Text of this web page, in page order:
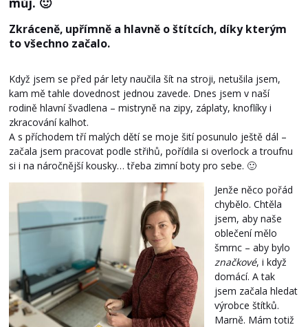
Zkráceně, upřímně a hlavně o štítcích, díky kterým
to všechno začalo.
Když jsem se před pár lety naučila šít na stroji, netušila jsem,
kam mě tahle dovednost jednou zavede. Dnes jsem v naší
rodině hlavní švadlena – mistryně na zipy, záplaty, knoflíky i
zkracování kalhot.
A s příchodem tří malých dětí se moje šití posunulo ještě dál –
začala jsem pracovat podle střihů, pořídila si overlock a troufnu
si i na náročnější kousky… třeba zimní boty pro sebe. 🙂
Jenže něco pořád
chybělo. Chtěla
jsem, aby naše
oblečení mělo
šmrnc – aby bylo
značkové, i když
domácí. A tak
jsem začala hledat
výrobce štítků.
Marně. Mám totiž